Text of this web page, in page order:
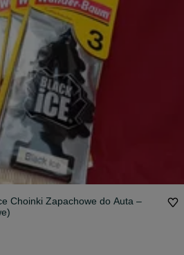
Choinki Zapachowe do Auta –